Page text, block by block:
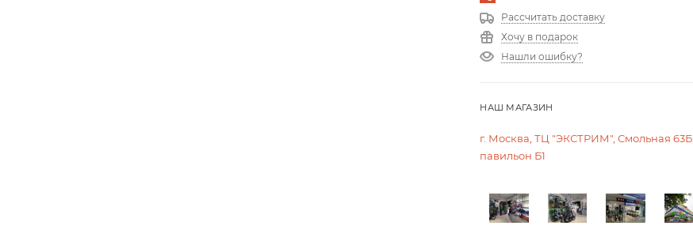
Рассчитать доставку
Хочу в подарок
Нашли ошибку?
НАШ МАГАЗИН
г. Москва, ТЦ "ЭКСТРИМ", Смольная 63Б,
павильон Б1